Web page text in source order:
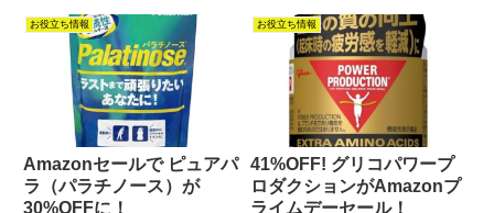
お役立ち情報
Amazonセールで ピュアパ
ラ（パラチノース）が
30%OFFに！
お役立ち情報
41%OFF! グリコパワープ
ロダクションがAmazonプ
ライムデーセール！